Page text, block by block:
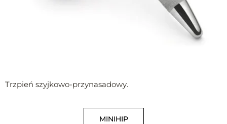
Trzpień szyjkowo-przynasadowy.
MINIHIP